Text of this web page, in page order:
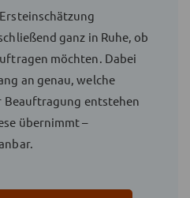
ganz in Ruhe, ob
möchten. Dabei
an genau, welche
Beauftragung entstehen
übernimmt –